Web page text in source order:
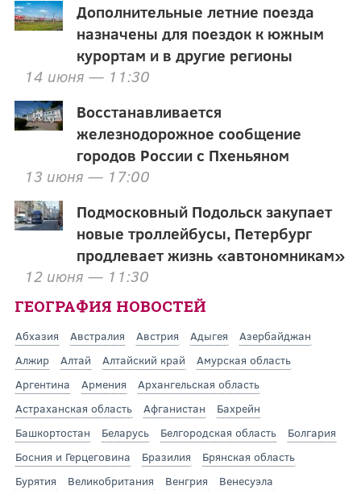
Дополнительные летние поезда
назначены для поездок к южным
курортам и в другие регионы
14 июня — 11:30
Восстанавливается
железнодорожное сообщение
городов России с Пхеньяном
13 июня — 17:00
Подмосковный Подольск закупает
новые троллейбусы, Петербург
продлевает жизнь «автономникам»
12 июня — 11:30
ГЕОГРАФИЯ НОВОСТЕЙ
Абхазия Австралия Австрия Адыгея
Азербайджан
Алжир
Алтай Алтайский край
Амурская область
Аргентина
Армения
Архангельская область
Астраханская область
Афганистан
Бахрейн
Башкортостан
Беларусь Белгородская область
Болгария
Босния и Герцеговина
Бразилия
Брянская область
Бурятия
Великобритания Венгрия
Венесуэла